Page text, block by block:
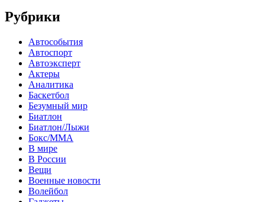
Рубрики
Автособытия
Автоспорт
Автоэксперт
Актеры
Аналитика
Баскетбол
Безумный мир
Биатлон
Биатлон/Лыжи
Бокс/MMA
В мире
В России
Вещи
Военные новости
Волейбол